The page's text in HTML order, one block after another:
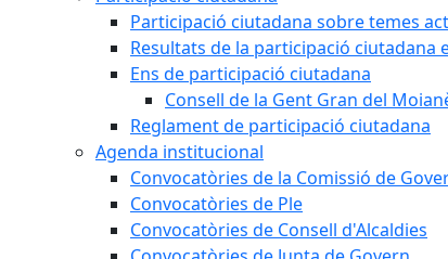
Participació ciutadana sobre temes
Resultats de la participació
Ens de participació ciutadana
Consell de la Gent Gran del
Reglament de participació ciutadana
Agenda institucional
Convocatòries de la Comissió de
Convocatòries de Ple
Convocatòries de Consell d'Alcaldies